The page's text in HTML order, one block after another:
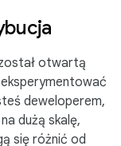
otwartą
deweloperem,
dużą skalę,
się różnić od